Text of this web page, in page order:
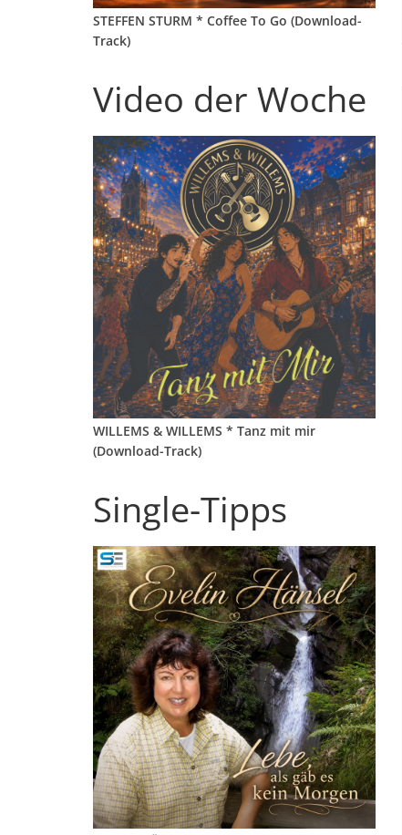
STEFFEN STURM * Coffee To Go (Download-
Track)
Video der Woche
WILLEMS & WILLEMS * Tanz mit mir
(Download-Track)
Single-Tipps